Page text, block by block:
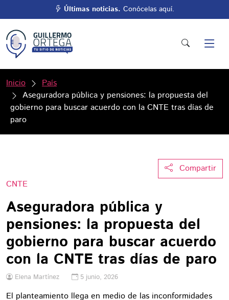
Últimas noticias. Conócelas aquí.
Inicio
País
Aseguradora pública y pensiones: la propuesta del
gobierno para buscar acuerdo con la CNTE tras días de
paro
Compartir
CNTE
Aseguradora pública y
pensiones: la propuesta del
gobierno para buscar acuerdo
con la CNTE tras días de paro
Elena Martínez 5 junio, 2026
El planteamiento llega en medio de las inconformidades